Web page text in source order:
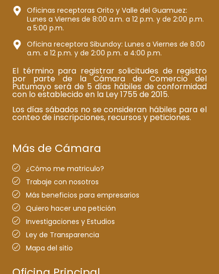
Oficinas receptoras Orito y Valle del Guamuez:
Lunes a Viernes de 8:00 a.m. a 12 p.m. y de 2:00 p.m.
a 5:00 p.m.
Oficina receptora Sibundoy: Lunes a Viernes de 8:00
a.m. a 12 p.m. y de 2:00 p.m. a 4:00 p.m.
El término para registrar solicitudes de registro
por parte de la Cámara de Comercio del
Putumayo será de 5 días hábiles de conformidad
con lo establecido en la Ley 1755 de 2015.
Los días sábados no se consideran hábiles para el
conteo de inscripciones, recursos y peticiones.
Más de Cámara
¿Cómo me matriculo?
Trabaje con nosotros
Más beneficios para empresarios
Quiero hacer una petición
Investigaciones y Estudios
Ley de Transparencia
Mapa del sitio